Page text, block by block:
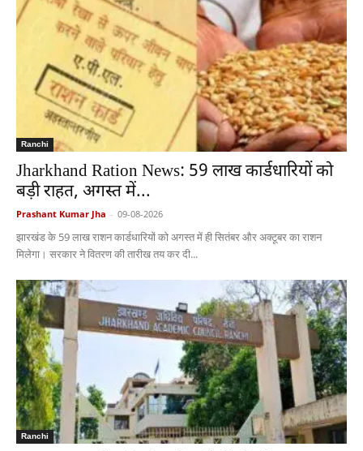
Ranchi
Jharkhand Ration News: 59 लाख कार्डधारियों को
बड़ी राहत, अगस्त में...
Prashant Kumar Jha - 09-08-2026
झारखंड के 59 लाख राशन कार्डधारियों को अगस्त में ही सितंबर और अक्टूबर का राशन
मिलेगा। सरकार ने वितरण की तारीख तय कर दी...
Ranchi